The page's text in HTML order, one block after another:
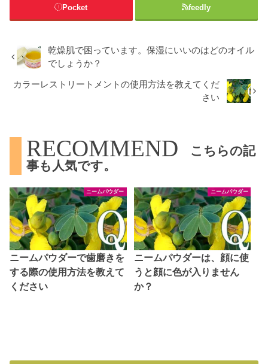
Pocket feedly
乾燥肌で困っています。保湿にいいのはどのオイル
でしょうか？
カラーレストリートメントの使用方法を教えてくだ
さい
RECOMMEND
こちらの記
事も人気です。
ニームパウダー
ニームパウダーで歯磨きを
する際の使用方法を教えて
ください
ニームパウダー
ニームパウダーは、顔に使
うと顔に色が入りません
か？